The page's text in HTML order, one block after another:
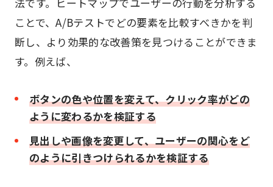
ことで、A/Bテストでどの要素を比較すべきかを判
断し、より効果的な改善策を見つけることができま
す。例えば、
ボタンの色や位置を変えて、クリック率がどの
ように変わるかを検証する
見出しや画像を変更して、ユーザーの関心をど
のように引きつけられるかを検証する